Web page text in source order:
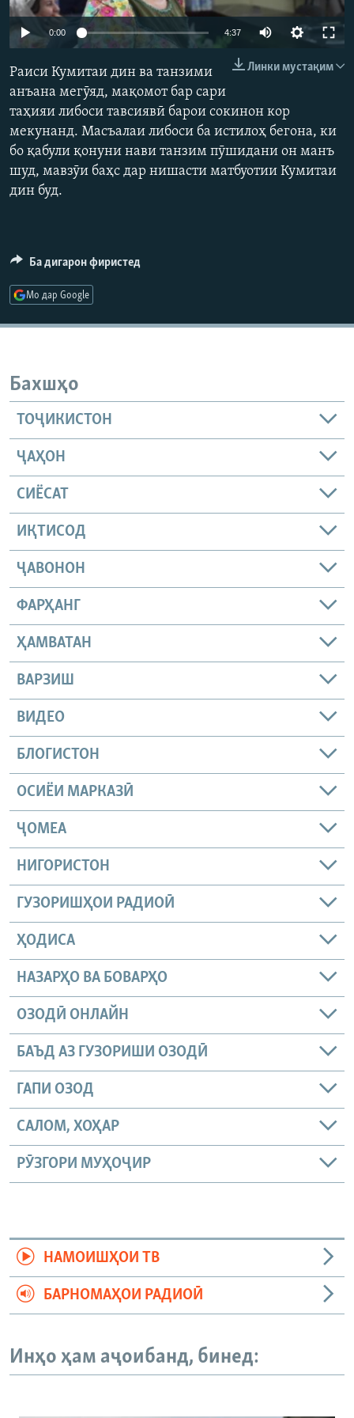
ГУЗОРИШҲОИ РАДИОӢ
Русский
ПАЙГИРӢ КУНЕД
Ҳамаи сомонаҳои RFE/RL
360p 480p
1080p
0:00 4:37
480p
1080p
Линки мустақим
Раиси Кумитаи дин ва танзими
анъана мегӯяд, мақомот бар сари
таҳияи либоси тавсиявӣ барои сокинон кор
мекунанд. Масъалаи либоси ба истилоҳ бегона, ки
бо қабули қонуни нави танзим пӯшидани он манъ
шуд, мавзӯи баҳс дар нишасти матбуотии Кумитаи
дин буд.
Ба дигарон фиристед
Мо дар Google
Бахшҳо
ТОҶИКИСТОН
ҶАҲОН
СИЁСАТ
ИҚТИСОД
ҶАВОНОН
ФАРҲАНГ
ҲАМВАТАН
ВАРЗИШ
ВИДЕО
БЛОГИСТОН
ОСИЁИ МАРКАЗӢ
ҶОМEА
НИГОРИСТОН
ГУЗОРИШҲОИ РАДИОӢ
ҲОДИСА
НАЗАРҲО ВА БОВАРҲО
ОЗОДӢ ОНЛАЙН
БАЪД АЗ ГУЗОРИШИ ОЗОДӢ
ГАПИ ОЗОД
САЛОМ, ХОҲАР
РӮЗГОРИ МУҲОҶИР
НАМОИШҲОИ ТВ
БАРНОМАҲОИ РАДИОӢ
Инҳо ҳам аҷоибанд, бинед: